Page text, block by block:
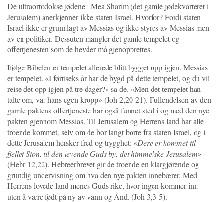
De ultraortodokse jødene i Mea Sharim (det gamle jødekvarteret i
Jerusalem) anerkjenner ikke staten Israel. Hvorfor? Fordi staten
Israel ikke er grunnlagt av Messias og ikke styres av Messias men
av en politiker. Dessuten mangler det gamle tempelet og
offertjenesten som de hevder må gjenopprettes.
Ifølge Bibelen er tempelet allerede blitt bygget opp igjen. Messias
er tempelet. «I førtiseks år har de bygd på dette tempelet, og du vil
reise det opp igjen på tre dager?» sa de. «Men det tempelet han
talte om, var hans egen kropp» (Joh 2,20-21). Fullendelsen av den
gamle paktens offertjeneste har også funnet sted i og med den nye
pakten gjennom Messias. Til Jerusalem og Herrens land har alle
troende kommet, selv om de bor langt borte fra staten Israel, og i
dette Jerusalem hersker fred og trygghet: «Dere er kommet til
fjellet Sion, til den levende Guds by, det himmelske Jerusalem»
(Hebr 12,22). Hebreerbrevet gir de troende en klargjørende og
grundig undervisning om hva den nye pakten innebærer. Med
Herrens lovede land menes Guds rike, hvor ingen kommer inn
uten å være født på ny av vann og Ånd. (Joh 3,3-5).